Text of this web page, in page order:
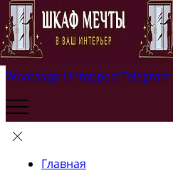
Whatsapp Untapped Telegram
Главная